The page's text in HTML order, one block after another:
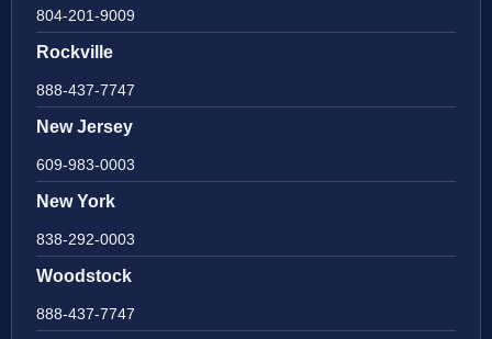
804-201-9009
Rockville
888-437-7747
New Jersey
609-983-0003
New York
838-292-0003
Woodstock
888-437-7747